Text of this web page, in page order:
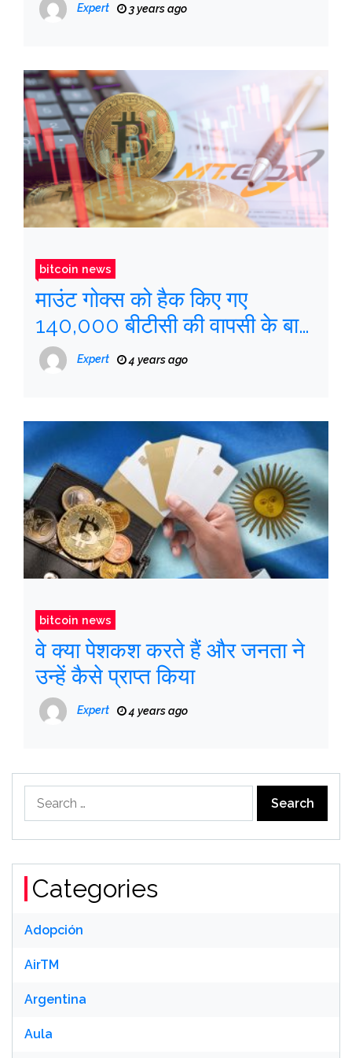
Expert 3 years ago
bitcoin news
माउंट गोक्स को हैक किए गए
140,000 बीटीसी की वापसी के बाद
बिटकॉइन की कीमत गिर सकती है
Expert 4 years ago
bitcoin news
वे क्या पेशकश करते हैं और जनता ने
उन्हें कैसे प्राप्त किया
Expert 4 years ago
for:
Categories
Adopción
AirTM
Argentina
Aula